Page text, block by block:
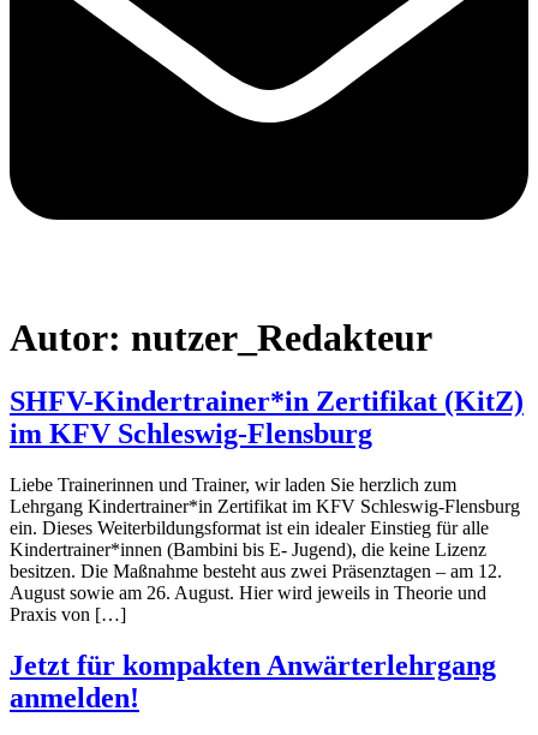
Autor: nutzer_Redakteur
SHFV-Kindertrainer*in Zertifikat (KitZ)
im KFV Schleswig-Flensburg
Liebe Trainerinnen und Trainer, wir laden Sie herzlich zum
Lehrgang Kindertrainer*in Zertifikat im KFV Schleswig-Flensburg
ein. Dieses Weiterbildungsformat ist ein idealer Einstieg für alle
Kindertrainer*innen (Bambini bis E- Jugend), die keine Lizenz
besitzen. Die Maßnahme besteht aus zwei Präsenztagen – am 12.
August sowie am 26. August. Hier wird jeweils in Theorie und
Praxis von […]
Jetzt für kompakten Anwärterlehrgang
anmelden!